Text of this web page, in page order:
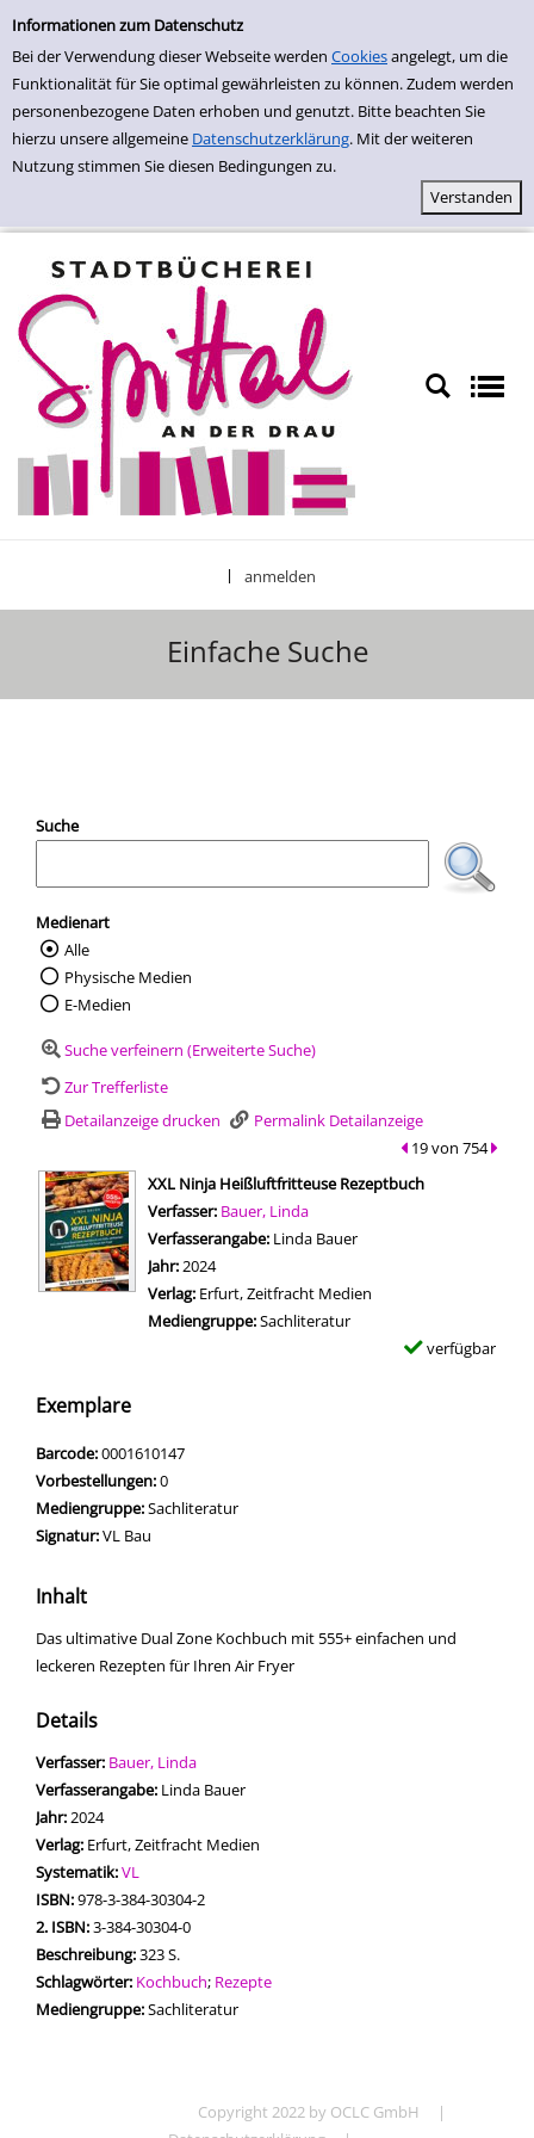
Einfache Suche
Informationen zum Datenschutz
Bei der Verwendung dieser Webseite werden Cookiesangelegt, um die
Funktionalität für Sie optimal gewährleisten zu können. Zudem werden
personenbezogene Daten erhoben und genutzt. Bitte beachten Sie
hierzu unsere allgemeine Datenschutzerklärung. Mit der weiteren
Nutzung stimmen Sie diesen Bedingungen zu.
Zur Detailanzeige springen
anmelden
Einfache Suche
Suche
Medienart
Wählen Sie die Medienart nach der Sie
Alle
Physische Medien
E-Medien
Suche verfeinern (Erweiterte Suche)
Zur Trefferliste
Detailanzeige drucken
Permalink Detailanzeige
zum vorherigen
19 von 754zum
wird in neuem Tab geöffnet
XXL Ninja Heißluftfritteuse Rezeptbuch
Verfasser: Suche nach diesem Verfasser
Bauer, Linda
Verfasserangabe: Linda Bauer
Jahr: 2024
Verlag: Erfurt, Zeitfracht Medien
Mediengruppe:Sachliteratur
verfügbar
Exemplare
Barcode:0001610147
Vorbestellungen:0
Mediengruppe:Sachliteratur
Signatur:VL Bau
Inhalt
Das ultimative Dual Zone Kochbuch mit 555+ einfachen und
leckeren Rezepten für Ihren Air Fryer
Details
Verfasser: Suche nach diesem Verfasser
Bauer, Linda
Verfasserangabe: Linda Bauer
Jahr: 2024
Verlag: Erfurt, Zeitfracht Medien
opens in new tab
Diesen Link in neuem Tab öffnen
Systematik:Suche nach dieser Systematik
VL
Suche nach diesem Interessenskreis
ISBN:978-3-384-30304-2
2. ISBN:3-384-30304-0
Beschreibung:323 S.
Schlagwörter: Kochbuch; Rezepte
Suche nach dieser Beteiligten Person
Mediengruppe:Sachliteratur
Copyright 2022 by OCLC GmbH
|